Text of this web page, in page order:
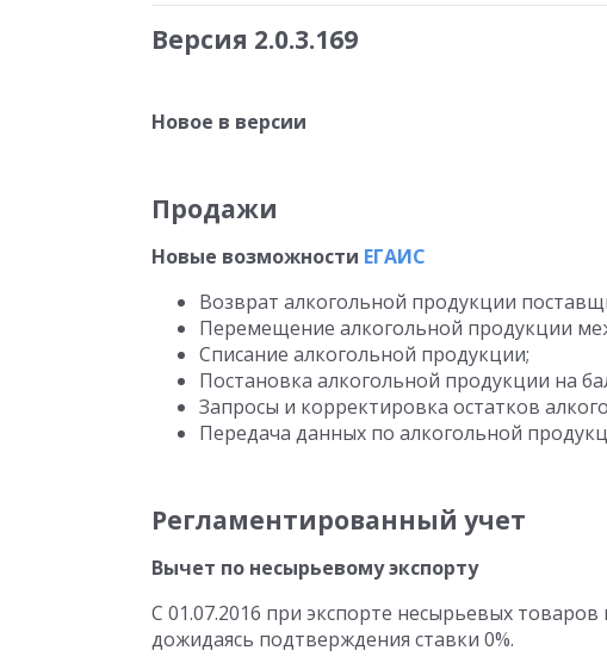
Версия 2.0.3.169
Новое в версии
Продажи
Новые возможности ЕГАИС
Возврат алкогольной продукции
Перемещение алкогольной продукции
Списание алкогольной продукции;
Постановка алкогольной продукции на
Запросы и корректировка остатков
Передача данных по алкогольной
Регламентированный учет
Вычет по несырьевому экспорту
С 01.07.2016 при экспорте несырьевых
дожидаясь подтверждения ставки 0%.